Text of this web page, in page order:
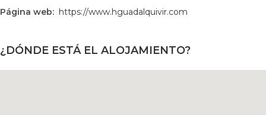
Página web: https://www.hguadalquivir.com
¿DÓNDE ESTÁ EL ALOJAMIENTO?